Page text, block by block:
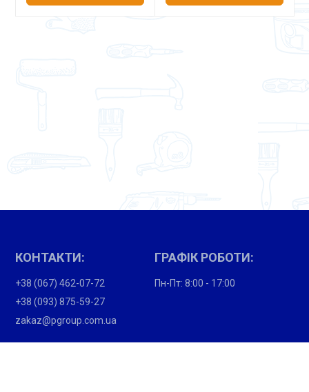
КОНТАКТИ:
+38 (067) 462-07-72
+38 (093) 875-59-27
zakaz@pgroup.com.ua
ГРАФІК РОБОТИ:
Пн-Пт: 8:00 - 17:00